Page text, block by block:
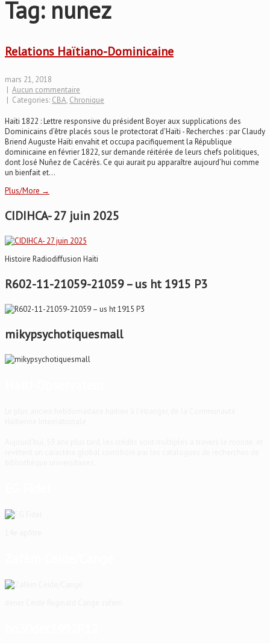
Tag: nunez
Relations Haïtiano-Dominicaine
mars 21, 2018
| Aucun commentaire
| Categories: CBA, Chronique
Haïti 1822 : Lettre responsive du président Boyer aux supplications des
Dominicains d’être placés sous le protectorat d'Haïti - Recherches : par Claudy
Briend Auguste Haïti envahit et occupa pacifiquement la République
dominicaine en février 1822, sur demande réitérée de leurs chefs politiques,
dont José Nuñez de Cacérès. Ce qui aurait pu apparaître aujourd’hui comme
un bienfait et...
Plus/More →
CIDIHCA- 27 juin 2025
Histoire Radiodiffusion Haïti
R602-11-21059-21059 – us ht 1915 P3
mikypsychotiquesmall